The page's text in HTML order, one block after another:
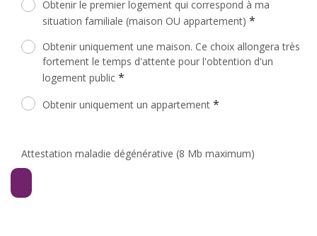
Obtenir le premier logement qui correspond à ma
situation familiale (maison OU appartement) *
Obtenir uniquement une maison. Ce choix allongera très
fortement le temps d'attente pour l'obtention d'un
logement public *
Obtenir uniquement un appartement *
Attestation maladie dégénérative (8 Mb maximum)